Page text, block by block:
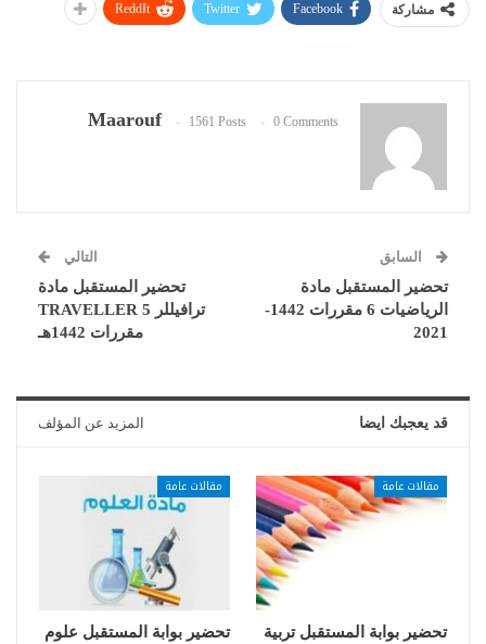
مشاركة Facebook
Twitter
ReddIt
Maarouf 1561 Posts 0 Comments
السابق
تحضير المستقبل مادة
الرياضيات 6 مقررات 1442-
2021
التالي
تحضير المستقبل مادة
ترافيللر 5 TRAVELLER
مقررات 1442هـ
قد يعجبك ايضا المزيد عن المؤلف
مقالات عامة
تحضير بوابة المستقبل تربية
مقالات عامة
تحضير بوابة المستقبل علوم